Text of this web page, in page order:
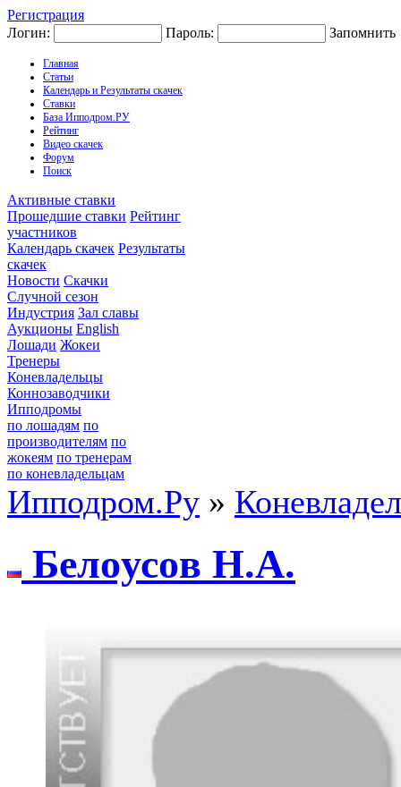
Регистрация
Логин:
Пароль: Запомнить
Главная
Статьи
Календарь и Результаты скачек
Ставки
База Ипподром.РУ
Рейтинг
Видео скачек
Форум
Поиск
Активные ставки
Прошедшие ставки Рейтинг
участников
Календарь скачек Результаты
скачек
Новости Скачки
Случной сезон
Индустрия Зал славы
Аукционы English
Лошади Жокеи
Тренеры
Коневладельцы
Коннозаводчики
Ипподромы
по лошадям по
производителям по
жокеям по тренерам
по коневладельцам
Ипподром.Ру »
Белoусoв H.А.